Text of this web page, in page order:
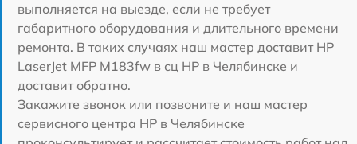
выполняется на выезде, если не требует
габаритного оборудования и длительного времени
ремонта. В таких случаях наш мастер доставит HP
LaserJet MFP M183fw в сц HP в Челябинске и
доставит обратно.
Закажите звонок или позвоните и наш мастер
сервисного центра HP в Челябинске